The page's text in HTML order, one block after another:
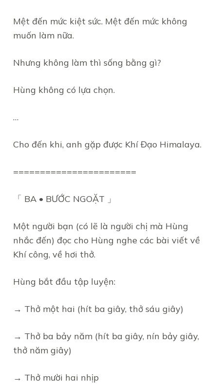
Mệt đến mức kiệt sức. Mệt đến mức không
muốn làm nữa.
Nhưng không làm thì sống bằng gì?
Hùng không có lựa chọn.
…
Cho đến khi, anh gặp được Khí Đạo Himalaya.
=======================
「 BA • BƯỚC NGOẶT 」
Một người bạn (có lẽ là người chị mà Hùng
nhắc đến) đọc cho Hùng nghe các bài viết về
Khí công, về hơi thở.
Hùng bắt đầu tập luyện:
→ Thở một hai (hít ba giây, thở sáu giây)
→ Thở ba bảy năm (hít ba giây, nín bảy giây,
thở năm giây)
→ Thở mười hai nhịp